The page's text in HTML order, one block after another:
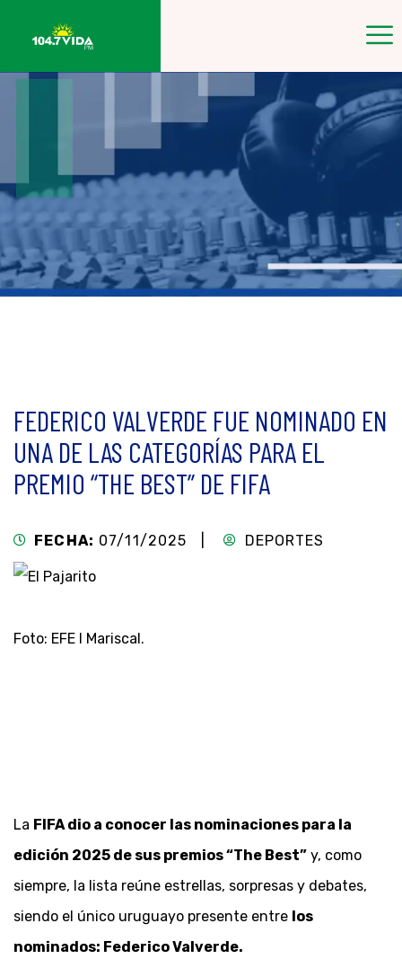
FEDERICO VALVERDE FUE NOMINADO EN
UNA DE LAS CATEGORÍAS PARA EL
PREMIO “THE BEST” DE FIFA
FECHA: 07/11/2025 | DEPORTES
Foto: EFE l Mariscal.
La FIFA dio a conocer las nominaciones para la
edición 2025 de sus premios “The Best” y, como
siempre, la lista reúne estrellas, sorpresas y debates,
siendo el único uruguayo presente entre los
nominados: Federico Valverde.